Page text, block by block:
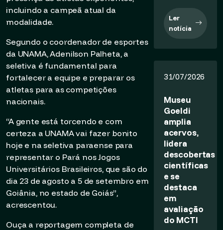
incluindo a campeã atual da
modalidade.
Segundo o coordenador de esportes
da UNAMA, Adenilson Palheta, a
seletiva é fundamental para
fortalecer a equipe e preparar os
atletas para as competições
nacionais.
“A gente está torcendo e com
certeza a UNAMA vai fazer bonito
hoje e na seletiva paraense para
representar o Pará nos Jogos
Universitários Brasileiros, que são do
dia 23 de agosto a 5 de setembro em
Goiânia, no estado de Goiás”,
acrescentou.
Ouça a reportagem completa de
Ler
notícia
31/07/2026
Museu
Goeldi
amplia
acervos,
lidera
descobertas
científicas
e se
destaca
em
avaliação
do MCTI